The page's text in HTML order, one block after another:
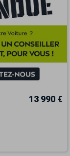
13 990 €